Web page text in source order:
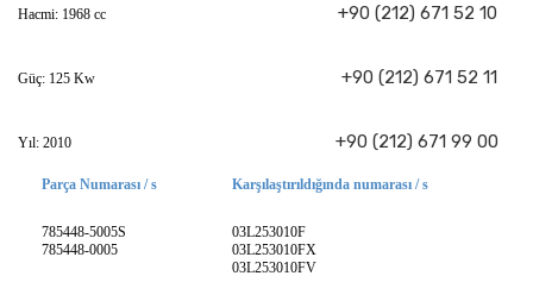
Hacmi: 1968 cc +90 (212) 671 52 10
Güç: 125 Kw +90 (212) 671 52 11
Yıl: 2010 +90 (212) 671 99 00
Parça Numarası / s
785448-5005S
785448-0005
Karşılaştırıldığında numarası / s
03L253010F
03L253010FX
03L253010FV